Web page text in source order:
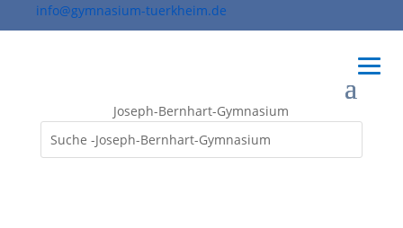
info@gymnasium-tuerkheim.de
Joseph-Bernhart-Gymnasium